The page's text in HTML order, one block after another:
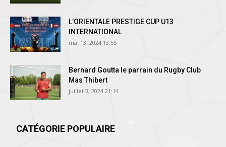
L’ORIENTALE PRESTIGE CUP U13
INTERNATIONAL
mai 13, 2024 13:55
Bernard Goutta le parrain du Rugby Club
Mas Thibert
juillet 3, 2024 21:14
CATÉGORIE POPULAIRE